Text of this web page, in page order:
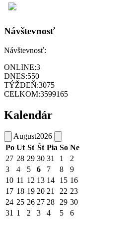
Návštevnosť
Návštevnosť:
ONLINE:3
DNES:550
TÝŽDEŇ:3075
CELKOM:3599165
Kalendár
August2026
Po Ut St Št Pia So Ne
27 28 29 30 31 1
2
3
4 5 6 7 8
9
10 11 12 13 14 15 16
17 18 19 20 21 22 23
24 25 26 27 28 29 30
31 1 2 3 4 5 6